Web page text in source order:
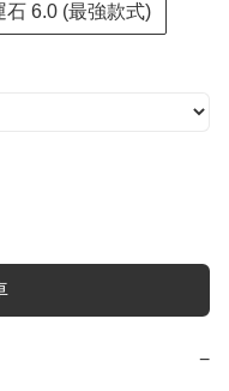
石 6.0 (最強款式)
−